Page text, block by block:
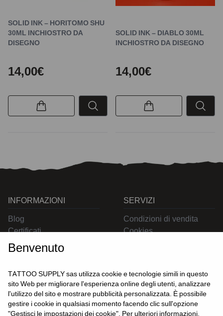
SOLID INK – HORITOMO SHU
30ML INCHIOSTRO DA
DISEGNO
14,00€
SOLID INK – DIABLO 30ML
INCHIOSTRO DA DISEGNO
14,00€
CONTATTACI
INFORMAZIONI
Blog
Certificati
Contatti
SERVIZI
Condizioni di vendita
Cookies
UTENTE
Benvenuto
TATTOO SUPPLY sas utilizza cookie e tecnologie simili in questo
sito Web per migliorare l'esperienza online degli utenti, analizzare
l'utilizzo del sito e mostrare pubblicità personalizzata. È possibile
gestire i cookie in qualsiasi momento facendo clic sull'opzione
"Gestisci le impostazioni dei cookie". Per ulteriori informazioni,